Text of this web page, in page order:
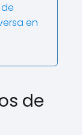
en
de